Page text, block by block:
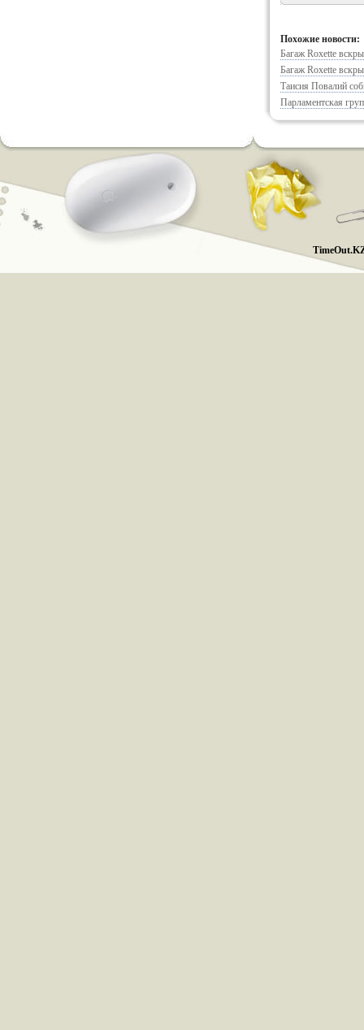
Похожие новости:
Багаж Roxette
Багаж Roxette
Таисия Повалий
Парламентская